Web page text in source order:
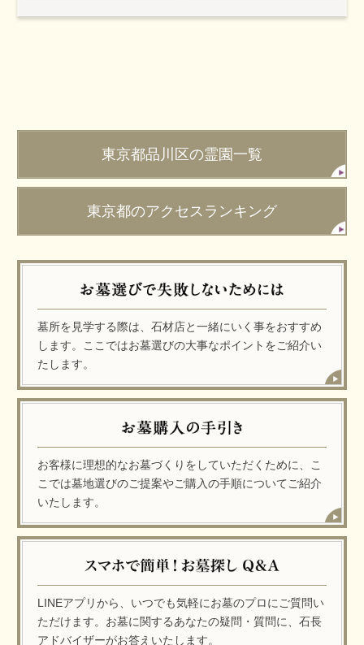
東京都品川区の霊園一覧
東京都のアクセスランキング
墓所を見学する際は、石材店と一緒にいく事をおすすめ
します。ここではお墓選びの大事なポイントをご紹介い
たします。
お客様に理想的なお墓づくりをしていただくために、こ
こでは墓地選びのご提案やご購入の手順についてご紹介
いたします。
LINEアプリから、いつでも気軽にお墓のプロにご質問い
ただけます。お墓に関するあなたの疑問・質問に、石長
アドバイザーがお答えいたします。